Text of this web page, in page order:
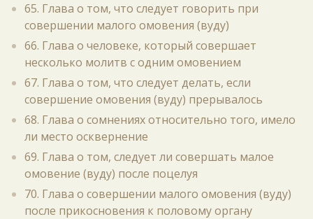
65. Глава о том, что следует говорить при
совершении малого омовения (вуду)
66. Глава о человеке, который совершает
несколько молитв с одним омовением
67. Глава о том, что следует делать, если
совершение омовения (вуду) прерывалось
68. Глава о сомнениях относительно того, имело
ли место осквернение
69. Глава о том, следует ли совершать малое
омовение (вуду) после поцелуя
70. Глава о совершении малого омовения (вуду)
после прикосновения к половому органу